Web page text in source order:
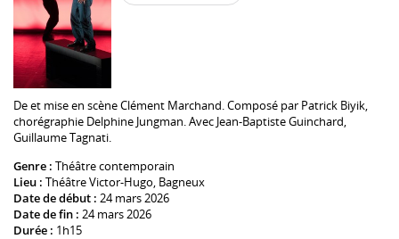
De et mise en scèneClément Marchand . Composé par Patrick Biyik
chorégraphie Delphine Jungman . Avec Jean-Baptiste Guinchard
Guillaume Tagnati
Genre : Théâtre contemporain
Lieu : Théâtre Victor-Hugo, Bagneux
Date de début : 24 mars 2026
Date de fin : 24 mars 2026
Durée : 1h15